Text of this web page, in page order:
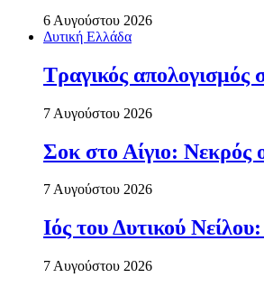
6 Αυγούστου 2026
Δυτική Ελλάδα
Τραγικός απολογισμός
7 Αυγούστου 2026
Σοκ στο Αίγιο: Νεκρός
7 Αυγούστου 2026
Ιός του Δυτικού
7 Αυγούστου 2026